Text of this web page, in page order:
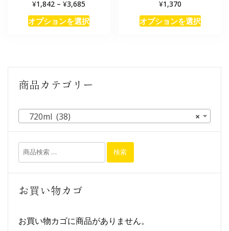
¥1,842 –¥3,685
オプションを選択
¥1,370
オプションを選択
商品カテゴリー
×
720ml (38)
検索
お買い物カゴ
お買い物カゴに商品がありません。